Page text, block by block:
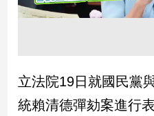
觀
治
立法院19日就國民黨
統賴清德彈劾案進行